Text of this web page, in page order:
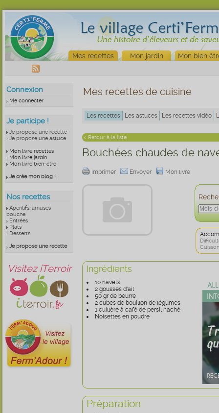
Mes recettes Mon jardin Mon bien
Connexion
Me connecter
Je participe !
Je propose une recette
Je propose une astuce
Mon livre recettes
Mon livre jardin
Mon livre bien-être
Je crée mon blog !
Nos recettes
Apéritifs, amuses
bouche
Entrées
Plats
Desserts
Je propose une recette
Visitez iTerroir
Mes recettes de cuisine
Les recettes Les astuces Les recettes vidéo
< Retour à la liste
Bouchées chaudes de
Imprimer Envoyer Mon livre
Ingrédients
10 navets
2 gousses d’ail
50 gr de beurre
2 cubes de bouillon de légumes
1 cuillère à café de persil haché
Noisettes en poudre
Préparation